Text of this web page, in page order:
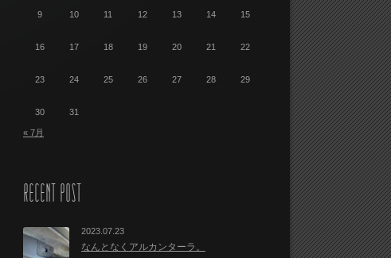
9 10 11 12 13 14 15
16 17 18 19 20 21 22
23 24 25 26 27 28 29
30 31
« 7月
RECENT POST
2023.07.23
なんとなくアルカンターラ。